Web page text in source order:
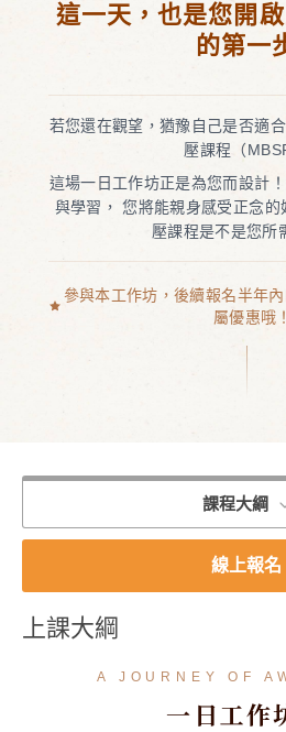
這一天，也是您開
的第一
若您還在觀望，猶豫自己是否適
壓課程（
這場一日工作坊正是為您而設計
與學習， 您將能親身感受正念
壓課程是不是您所
參與本工作坊，後續報名半年
屬優惠哦！
課程大綱
線上報名
上課大綱
A JOURNEY OF
一日工作